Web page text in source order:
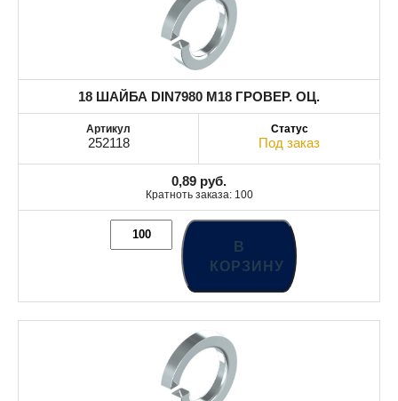
18 ШАЙБА DIN7980 М18 ГРОВЕР. ОЦ.
252118 Под заказ
0,89 руб.
Кратноть заказа: 100
В
КОРЗИНУ